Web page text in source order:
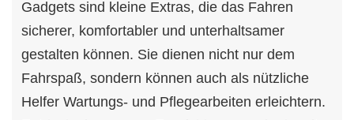
Gadgets sind kleine Extras, die das Fahren
sicherer, komfortabler und unterhaltsamer
gestalten können. Sie dienen nicht nur dem
Fahrspaß, sondern können auch als nützliche
Helfer Wartungs- und Pflegearbeiten erleichtern.